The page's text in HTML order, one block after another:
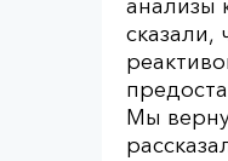
анализы
сказали,
Мы